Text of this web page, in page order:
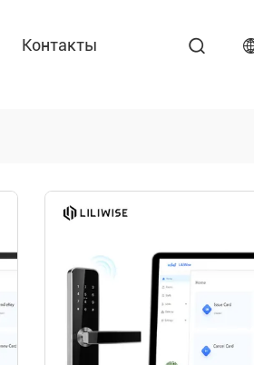
Контакты